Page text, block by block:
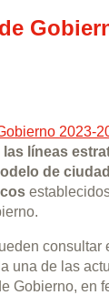
2023-
las líneas
de
consultar
una de las
Gobierno, en